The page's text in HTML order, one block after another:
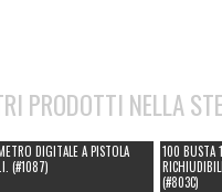
PRODOTTI NELLA
DIGITALE A PISTOLA
(#1087)
100 BUSTA
(#803C)